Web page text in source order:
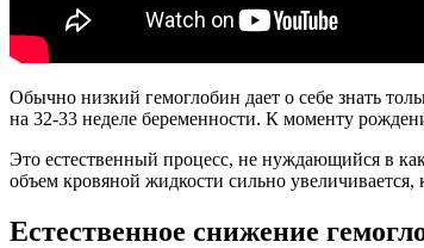
Обычно низкий гемоглобин дает о себе знать
на 32-33 неделе беременности. К моменту
Это естественный процесс, не нуждающийся в
объем кровяной жидкости сильно
Естественное снижение